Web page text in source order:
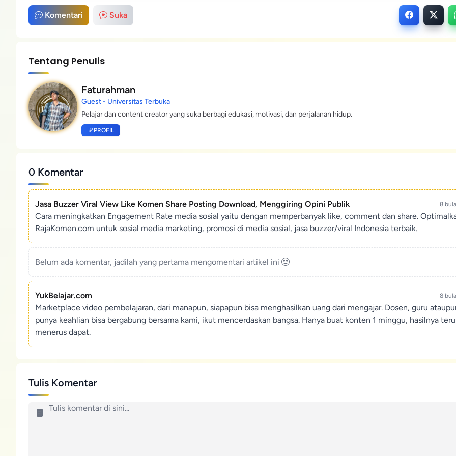
Komentari Suka
Tentang Penulis
Faturahman
Guest - Universitas Terbuka
Pelajar dan content creator yang suka berbagi edukasi, motivasi, dan perjalanan hidup.
PROFIL
0 Komentar
Jasa Buzzer Viral View Like Komen Share Posting Download, Menggiring Opini Publik 8
Cara meningkatkan Engagement Rate media sosial yaitu dengan memperbanyak like, comment dan share.
RajaKomen.com untuk sosial media marketing, promosi di media sosial, jasa buzzer/viral Indonesia terbaik.
Belum ada komentar, jadilah yang pertama mengomentari artikel ini
YukBelajar.com 8
Marketplace video pembelajaran, dari manapun, siapapun bisa menghasilkan uang dari mengajar. Dosen, guru
punya keahlian bisa bergabung bersama kami, ikut mencerdaskan bangsa. Hanya buat konten 1 minggu, hasilnya
menerus dapat.
Tulis Komentar